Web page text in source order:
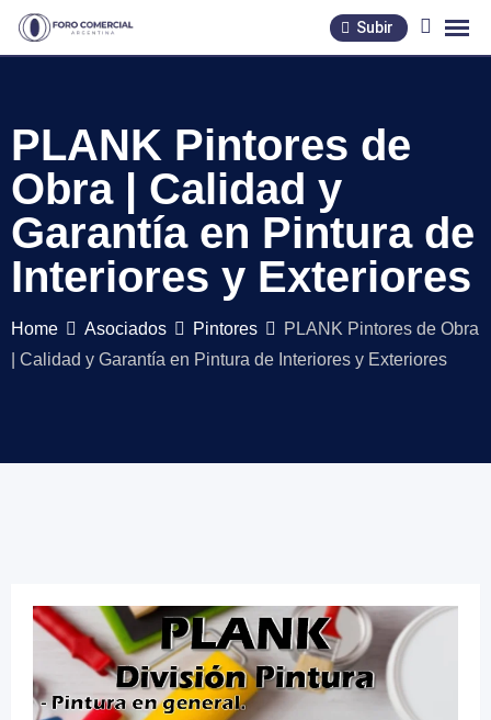
Skip
Subir
PLANK Pintores de
Obra | Calidad y
Garantía en Pintura de
Interiores y Exteriores
Home Asociados Pintores
PLANK Pintores de Obra
| Calidad y Garantía en Pintura de Interiores y Exteriores